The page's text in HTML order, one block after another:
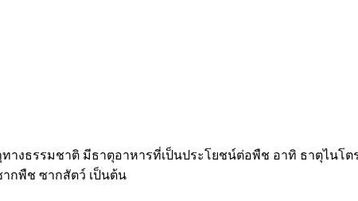
รรมชาติ มีธาตุอาหารที่เป็นประโยชน์ต่อพืช อาทิ ธาตุไนโต
กพืช ซากสัตว์ เป็นต้น